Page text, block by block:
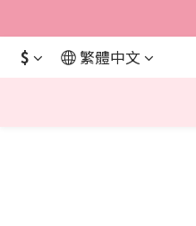
$
繁體中文